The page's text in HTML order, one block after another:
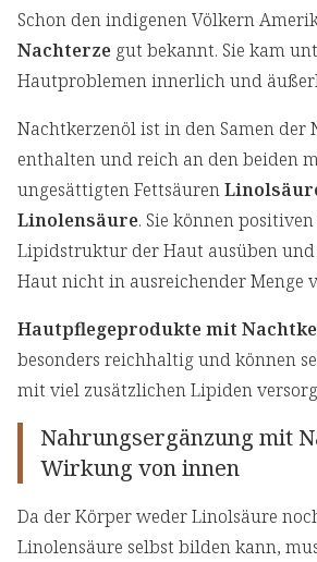
Schon den indigenen Völkern
Nachterze gut bekannt. Sie kam
Hautproblemen innerlich und
Nachtkerzenöl ist in den Samen der
enthalten und reich an den beiden
ungesättigten Fettsäuren
Linolensäure. Sie können
Lipidstruktur der Haut ausüben
Haut nicht in ausreichender Menge
Hautpflegeprodukte mit
besonders reichhaltig und können
mit viel zusätzlichen Lipiden
Nahrungsergänzung mit
Wirkung von innen
Da der Körper weder Linolsäure
Linolensäure selbst bilden kann,